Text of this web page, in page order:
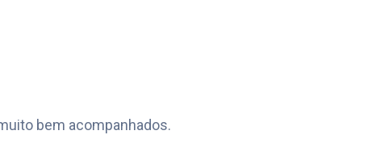
bem acompanhados.